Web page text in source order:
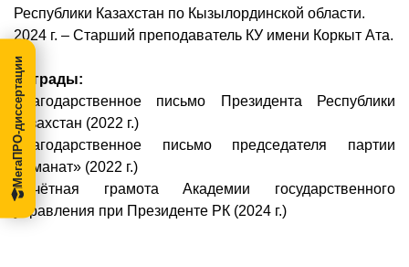
Республики Казахстан по Кызылординской области.
2024 г. – Старший преподаватель КУ имени Коркыт Ата.
Награды:
Благодарственное письмо Президента Республики
Казахстан (2022 г.)
Благодарственное письмо председателя партии
«Аманат» (2022 г.)
Почётная грамота Академии государственного
управления при Президенте РК (2024 г.)
МегаПРО-диссертации